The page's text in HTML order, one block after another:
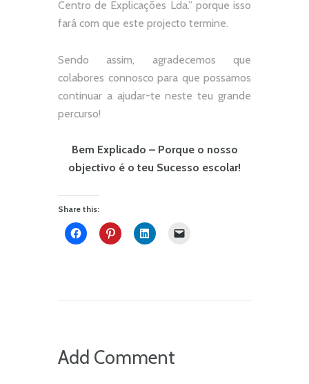
Centro de Explicações Lda.” porque isso
fará com que este projecto termine.
Sendo assim, agradecemos que
colabores connosco para que possamos
continuar a ajudar-te neste teu grande
percurso!
Bem Explicado – Porque o nosso
objectivo é o teu Sucesso escolar!
Share this:
Add Comment